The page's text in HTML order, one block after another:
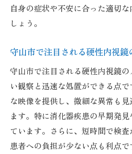
自身の症状や不安に合った適切
しょう。
守山市で注目される硬性内視鏡
守山市で注目される硬性内視鏡
い観察と迅速な処置ができる点
な映像を提供し、微細な異常も
ます。特に消化器疾患の早期発
ています。さらに、短時間で検査
患者への負担が少ない点も利点